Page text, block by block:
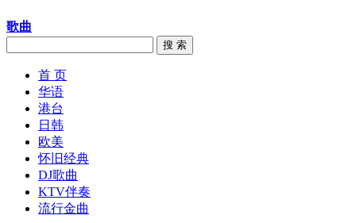
歌曲
搜 索
首 页
华语
港台
日韩
欧美
怀旧经典
DJ歌曲
KTV伴奏
流行金曲